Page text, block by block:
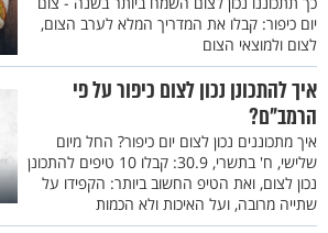
יום כיפור: קבלו את המדריך המלא לערב הצום,
לצום ולמוצאי הצום
איך להתכונן נכון לצום כיפור על פי
הרמב"ם?
איך מתכוננים נכון לצום יום כיפור? החל מיום
שלישי, ח' בתשרי, 30.9: קבלו 10 טיפים להתכונן
נכון לצום, ואת הטיפ החשוב ביותר: הקפידו על
שתייה מרובה, ועל האיכות ולא הכמות